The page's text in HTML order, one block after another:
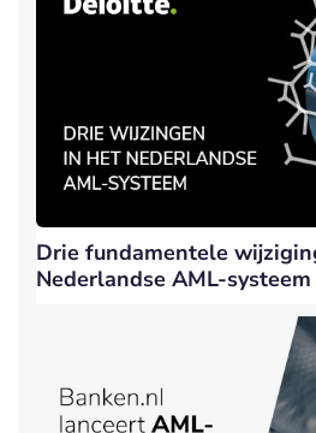
Drie fundamentele
Nederlandse AML-systeem